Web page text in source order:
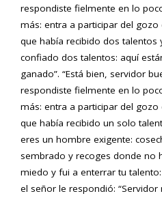
respondiste fielmente en lo
más: entra a participar del
que había recibido dos talentos
confiado dos talentos: aquí
ganado”. “Está bien, servidor
respondiste fielmente en lo
más: entra a participar del
que había recibido un solo
eres un hombre exigente:
sembrado y recoges donde no
miedo y fui a enterrar tu talento:
el señor le respondió: